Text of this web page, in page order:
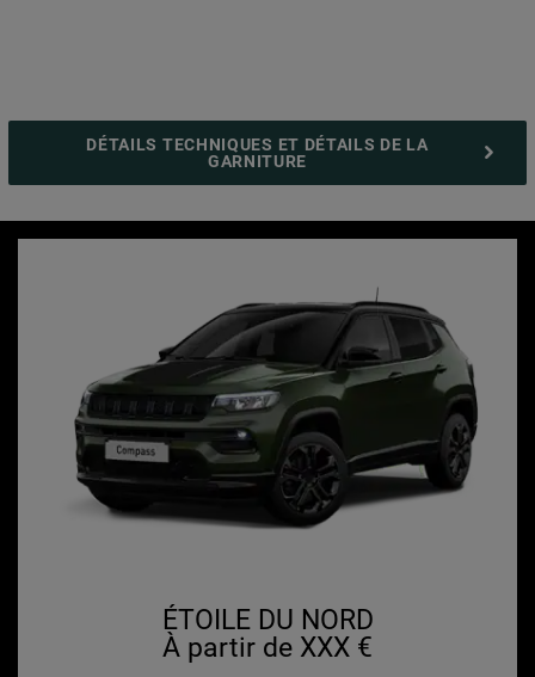
DÉTAILS TECHNIQUES ET DÉTAILS DE LA
GARNITURE
ÉTOILE DU NORD
À partir de XXX €